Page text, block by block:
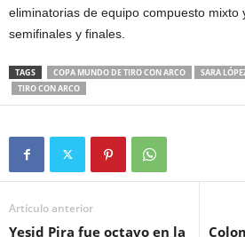
eliminatorias de equipo compuesto mixto
semifinales y finales.
TAGS COPA MUNDO DE TIRO CON ARCO SARA
TIRO CON ARCO
Artículo anterior
Yesid Pira fue octavo en la